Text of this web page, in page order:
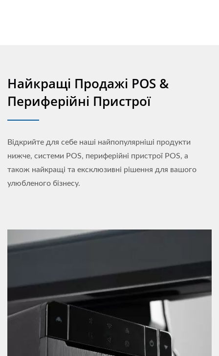
Найкращі Продажі POS &
Периферійні Пристрої
Відкрийте для себе наші найпопулярніші продукти
нижче, системи POS, периферійні пристрої POS, а
також найкращі та ексклюзивні рішення для вашого
улюбленого бізнесу.